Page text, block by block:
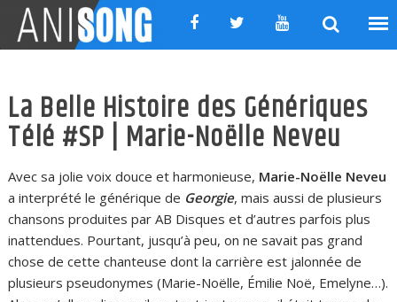
content
La Belle Histoire des Génériques
Télé #SP | Marie-Noëlle Neveu
Avec sa jolie voix douce et harmonieuse, Marie-Noëlle Neveu
a interprété le générique de Georgie, mais aussi de plusieurs
chansons produites par AB Disques et d’autres parfois plus
inattendues. Pourtant, jusqu’à peu, on ne savait pas grand
chose de cette chanteuse dont la carrière est jalonnée de
plusieurs pseudonymes (Marie-Noëlle, Émilie Noë, Emelyne…).